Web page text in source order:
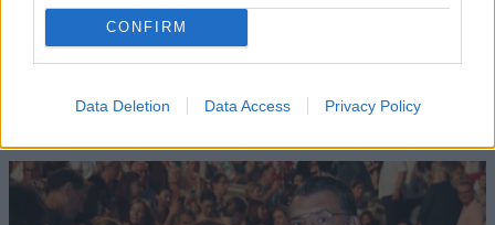
CONFIRM
Data Deletion Data Access Privacy Policy